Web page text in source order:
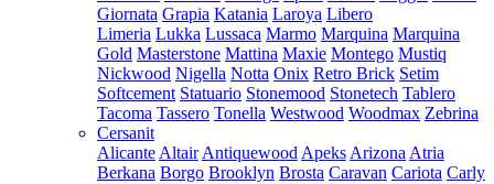
Giornata Grapia Katania Laroya Libero
Limeria Lukka Lussaca Marmo Marquina Marquina
Gold Masterstone Mattina Maxie Montego Mustiq
Nickwood Nigella Notta Onix Retro Brick Setim
Softcement Statuario Stonemood Stonetech Tablero
Tacoma Tassero Tonella Westwood Woodmax Zebrina
Cersanit
Alicante Altair Antiquewood Apeks Arizona Atria
Berkana Borgo Brooklyn Brosta Caravan Cariota Carly